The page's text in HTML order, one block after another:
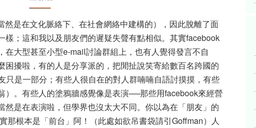
是在文化脈絡下、在社會網絡中建構的），因此脫離了面
樣；這和我以及朋友們的遲疑失聲有點相似。其實facebook
大型甚至小型e-mail討論群組上，也有人覺得發言不自
困擾啦，有的人是分享派的，把閒扯說笑寄給數百名跨國的
只是一部分；有些人很自在的對人群喃喃自語討摸摸，有些
）。有些人的塗鴉牆感覺像是表演──那些用facebook來經營
然是在表演啦，但學界也沒太大不同。你以為在「朋友」的
那根本是「前台」阿！（此處如欲吊書袋請引Goffman）人